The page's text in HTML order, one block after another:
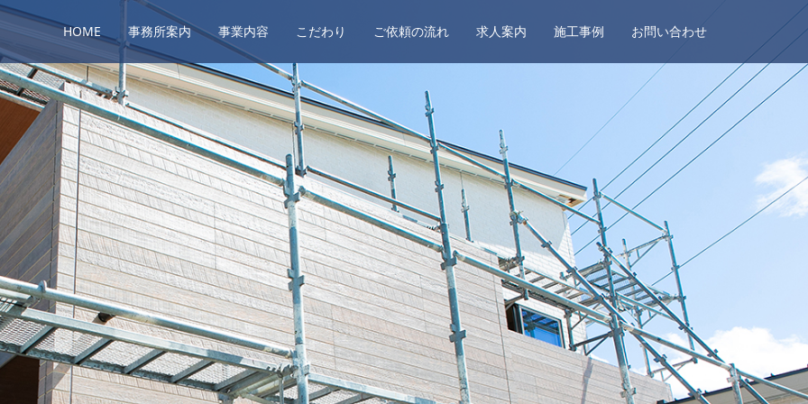
HOME 事務所案内 事業内容 こだわり ご依頼の流れ 求人案内 施工事例 お問い合わせ